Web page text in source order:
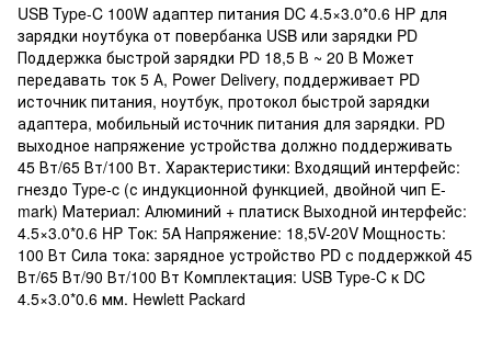
USB Type-C 100W адаптер питания DC 4.5×3.0*0.6 HP для
зарядки ноутбука от повербанка USB или зарядки PD
Поддержка быстрой зарядки PD 18,5 В ~ 20 В Может
передавать ток 5 А, Power Delivery, поддерживает PD
источник питания, ноутбук, протокол быстрой зарядки
адаптера, мобильный источник питания для зарядки. PD
выходное напряжение устройства должно поддерживать
45 Вт/65 Вт/100 Вт. Характеристики: Входящий интерфейс:
гнездо Type-c (с индукционной функцией, двойной чип E-
mark) Материал: Алюминий + платиск Выходной интерфейс:
4.5×3.0*0.6 HP Ток: 5A Напряжение: 18,5V-20V Мощность:
100 Вт Сила тока: зарядное устройство PD с поддержкой 45
Вт/65 Вт/90 Вт/100 Вт Комплектация: USB Type-C к DC
4.5×3.0*0.6 мм. Hewlett Packard